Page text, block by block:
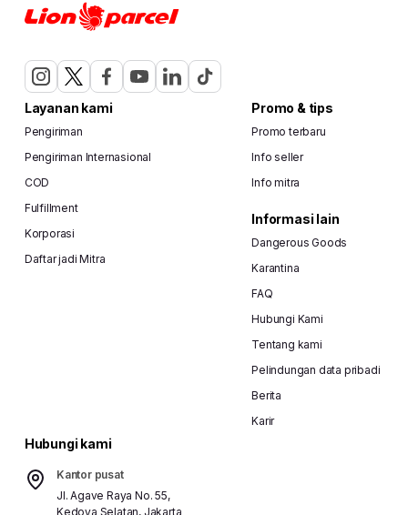
Layanan kami
Pengiriman
Pengiriman Internasional
COD
Fulfillment
Korporasi
Daftar jadi Mitra
Promo & tips
Promo terbaru
Info seller
Info mitra
Informasi lain
Dangerous Goods
Karantina
FAQ
Hubungi Kami
Tentang kami
Pelindungan data pribadi
Berita
Karir
Hubungi kami
Kantor pusat
Jl. Agave Raya No. 55,
Kedoya Selatan, Jakarta